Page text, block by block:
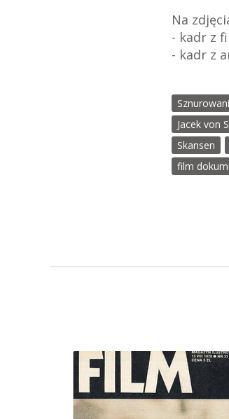
Na
- kadr z
- kadr z
Jacek von
Skansen
film